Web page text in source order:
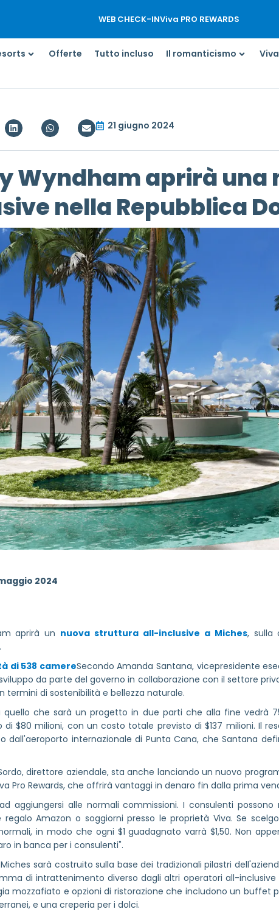
WEB CHECK-INViva PRO REWARDS
Offerte Tutto incluso Il romanticismo
21 giugno 2024
Wyndham aprirà
nella Repubblica
2024
aprirà un nuova struttura all-inclusive a Miches, sulla
di 538 camereSecondo Amanda Santana, vicepresidente
da parte del governo in collaborazione con il settore
termini di sostenibilità e bellezza naturale.
quello che sarà un progetto in due parti che alla fine vedrà
$80 milioni, con un costo totale previsto di $137 milioni. Il
dall'aeroporto internazionale di Punta Cana, che Santana
direttore aziendale, sta anche lanciando un nuovo
Pro Rewards, che offrirà vantaggi in denaro fin dalla prima
aggiungersi alle normali commissioni. I consulenti
Amazon o soggiorni presso le proprietà Viva. Se
in modo che ogni $1 guadagnato varrà $1,50. Non
in banca per i consulenti".
sarà costruito sulla base dei tradizionali pilastri
di intrattenimento diverso dagli altri operatori all-
mozzafiato e opzioni di ristorazione che includono un buffet
e una creperia per i dolci.